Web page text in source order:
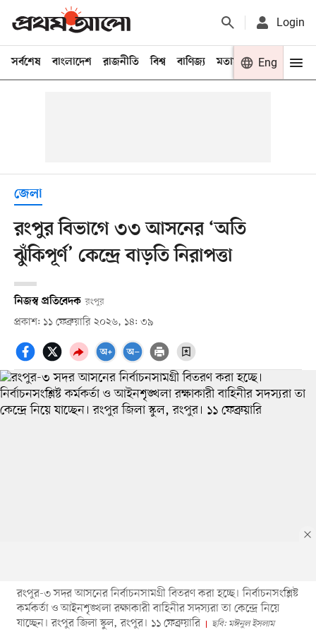
Login
সর্বশেষ বাংলাদেশ রাজনীতি বিশ্ব বাণিজ্য মতামত খেলা
Eng
জেলা
রংপুর বিভাগে ৩৩ আসনের ‘অতি
ঝুঁকিপূর্ণ’ কেন্দ্রে বাড়তি নিরাপত্তা
নিজস্ব প্রতিবেদক রংপুর
প্রকাশ: ১১ ফেব্রুয়ারি ২০২৬, ১৪: ৩৯
রংপুর-৩ সদর আসনের নির্বাচনসামগ্রী বিতরণ করা হচ্ছে। নির্বাচনসংশ্লিষ্ট
কর্মকর্তা ও আইনশৃঙ্খলা রক্ষাকারী বাহিনীর সদস্যরা তা কেন্দ্রে নিয়ে
যাচ্ছেন। রংপুর জিলা স্কুল, রংপুর। ১১ ফেব্রুয়ারি
ছবি: মঈনুল ইসলাম